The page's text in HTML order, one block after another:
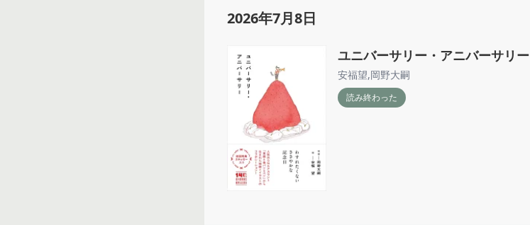
2026年7月8日
ユニバーサリー・アニバーサリー
安福望,岡野大嗣
読み終わった